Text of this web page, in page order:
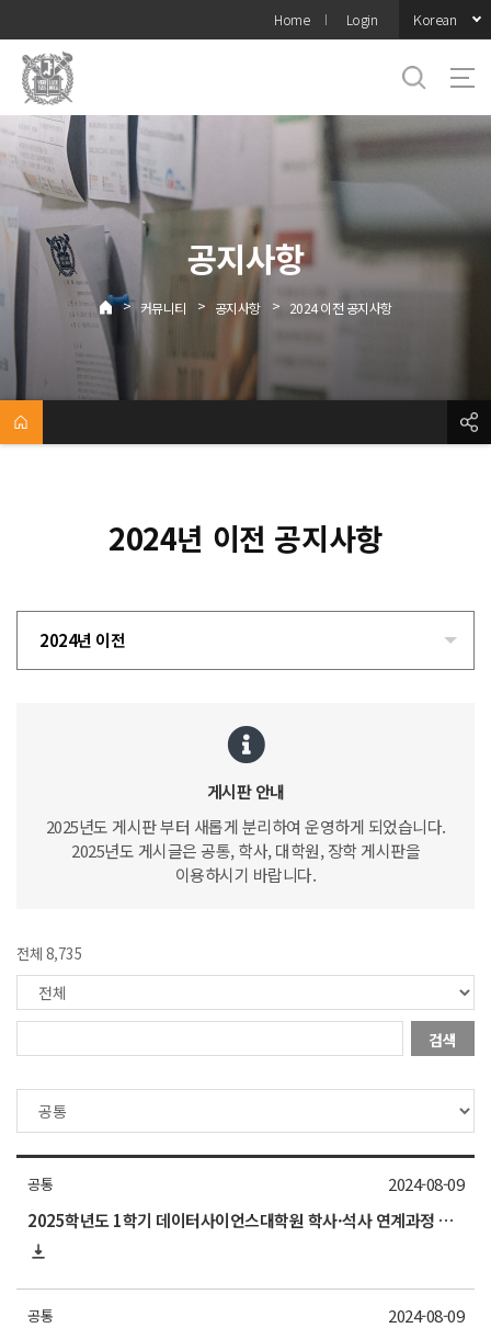
메뉴
Home Login Korean
공지사항
> 커뮤니티 > 공지사항 > 2024 이전 공지사항
2024년 이전 공지사항
2024년 이전
게시판 안내
2025년도 게시판 부터 새롭게 분리하여 운영하게 되었습니다.
2025년도 게시글은 공통, 학사, 대학원, 장학 게시판을
이용하시기 바랍니다.
전체 8,735
검색
공통
2025학년도 1학기 데이터사이언스대학원 학사·석사 연계과정 선발 안내(8/21~27)
2024-08-09
공통 2024-08-09